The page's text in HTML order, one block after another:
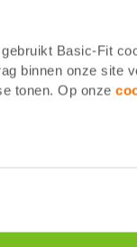
Basic-Fit
binnen onze site
tonen. Op onze